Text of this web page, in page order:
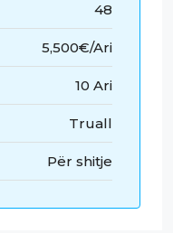
48
5,500€/Ari
10 Ari
Truall
Për shitje